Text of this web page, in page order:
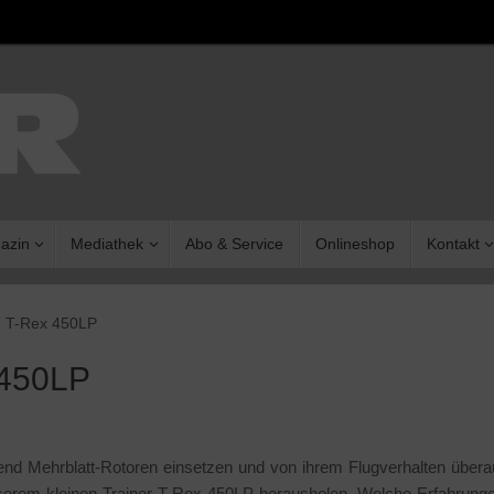
Mediathek Abo & Service Onlineshop Kontakt
T-Rex 450LP
Mehrblatt-Rotoren einsetzen und von ihrem Flugverhalten